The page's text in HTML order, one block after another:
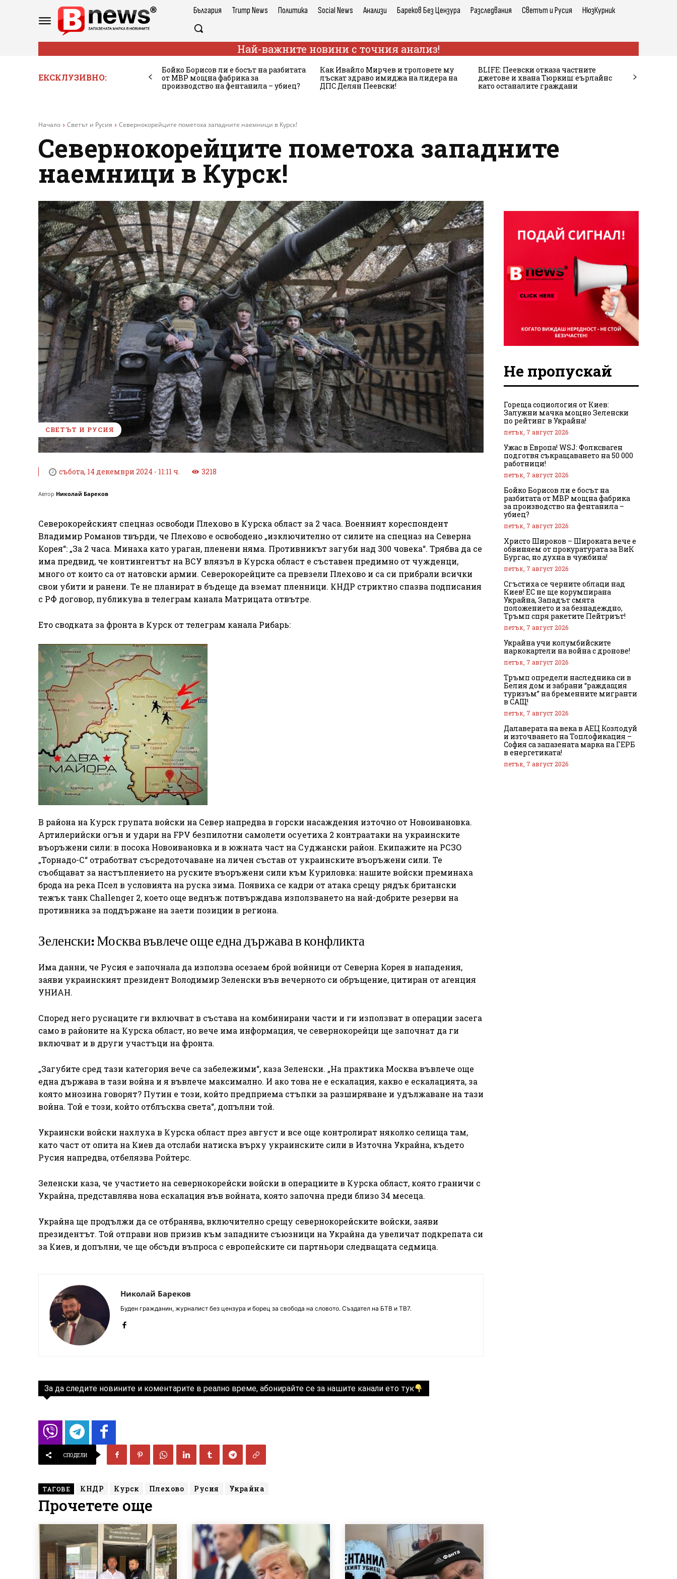
България Trump News Политика Social News Анализи Бареков Без Цензура Разследвания Светът и Русия НюзКурник
Най-важните новини с точния анализ!
ЕКСКЛУЗИВНО:
Бойко Борисов ли е босът на разбитата
от МВР мощна фабрика за
производство на фентанила – убиец?
Как Ивайло Мирчев и троловете му
лъскат здраво имиджа на лидера на
ДПС Делян Пеевски!
BLIFE: Пеевски отказа частните
джетове и хвана Тюркиш еърлайнс
като останалите граждани
Начало Светът и Русия Севернокорейците пометоха западните наемници в Курск!
Севернокорейците пометоха западните
наемници в Курск!
СВЕТЪТ И РУСИЯ
събота, 14 декември 2024 - 11:11 ч. 3218
Автор Николай Бареков
Северокорейският спецназ освободи Плехово в Курска област за 2 часа. Военният кореспондент
Владимир Романов твърди, че Плехово е освободено „изключително от силите на спецназ на Северна
Корея“: „За 2 часа. Минаха като ураган, пленени няма. Противникът загуби над 300 човека“. Трябва да се
има предвид, че контингентът на ВСУ влязъл в Курска област е съставен предимно от чужденци,
много от които са от натовски армии. Северокорейците са превзели Плехово и са си прибрали всички
свои убити и ранени. Те не планират в бъдеще да вземат пленници. КНДР стриктно спазва подписания
с РФ договор, публикува в телеграм канала Матрицата отвътре.
Ето сводката за фронта в Курск от телеграм канала Рибарь:
В района на Курск групата войски на Север напредва в горски насаждения източно от Новоивановка.
Артилерийски огън и удари на FPV безпилотни самолети осуетиха 2 контраатаки на украинските
въоръжени сили: в посока Новоивановка и в южната част на Суджански район. Екипажите на РСЗО
„Торнадо-С“ отработват съсредоточаване на личен състав от украинските въоръжени сили. Те
съобщават за настъплението на руските въоръжени сили към Куриловка: нашите войски преминаха
брода на река Псел в условията на руска зима. Появиха се кадри от атака срещу рядък британски
тежък танк Challenger 2, което още веднъж потвърждава използването на най-добрите резерви на
противника за поддържане на заети позиции в региона.
Зеленски: Москва въвлече още една държава в конфликта
Има данни, че Русия е започнала да използва осезаем брой войници от Северна Корея в нападения,
заяви украинският президент Володимир Зеленски във вечерното си обръщение, цитиран от агенция
УНИАН.
Според него руснаците ги включват в състава на комбинирани части и ги използват в операции засега
само в районите на Курска област, но вече има информация, че севернокорейци ще започнат да ги
включват и в други участъци на фронта.
„Загубите сред тази категория вече са забележими“, каза Зеленски. „На практика Москва въвлече още
една държава в тази война и я въвлече максимално. И ако това не е ескалация, какво е ескалацията, за
която мнозина говорят? Путин е този, който предприема стъпки за разширяване и удължаване на тази
война. Той е този, който отблъсква света“, допълни той.
Украински войски нахлуха в Курска област през август и все още контролират няколко селища там,
като част от опита на Киев да отслаби натиска върху украинските сили в Източна Украйна, където
Русия напредва, отбелязва Ройтерс.
Зеленски каза, че участието на севернокорейски войски в операциите в Курска област, която граничи с
Украйна, представлява нова ескалация във войната, която започна преди близо 34 месеца.
Украйна ще продължи да се отбранява, включително срещу севернокорейските войски, заяви
президентът. Той отправи нов призив към западните съюзници на Украйна да увеличат подкрепата си
за Киев, и допълни, че ще обсъди въпроса с европейските си партньори следващата седмица.
Николай Бареков
Буден гражданин, журналист без цензура и борец за свобода на словото. Създател на БТВ и ТВ7.
За да следите новините и коментарите в реално време, абонирайте се за нашите канали ето тук
СПОДЕЛИ
ТАГОВЕ КНДР Курск Плехово Русия Украйна
Прочетете още
Не пропускай
Гореща социология от Киев:
Залужни мачка мощно Зеленски
по рейтинг в Украйна!
петък, 7 август 2026
Ужас в Европа! WSJ: Фолксваген
подготвя съкращаването на 50 000
работници!
петък, 7 август 2026
Бойко Борисов ли е босът на
разбитата от МВР мощна фабрика
за производство на фентанила –
убиец?
петък, 7 август 2026
Христо Широков – Широката вече е
обвиняем от прокуратурата за ВиК
Бургас, но духна в чужбина!
петък, 7 август 2026
Сгъстиха се черните облаци над
Киев! ЕС не ще корумпирана
Украйна, Западът смята
положението и за безнадеждно,
Тръмп спря ракетите Пейтриът!
петък, 7 август 2026
Украйна учи колумбийските
наркокартели на война с дронове!
петък, 7 август 2026
Тръмп определи наследника си в
Белия дом и забрани “раждащия
туризъм” на бременните мигранти
в САЩ!
петък, 7 август 2026
Далаверата на века в АЕЦ Козлодуй
и източването на Топлофикация –
София са запазената марка на ГЕРБ
в енергетиката!
петък, 7 август 2026